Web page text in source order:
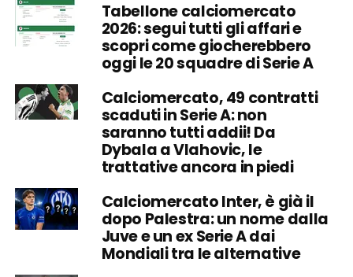
Tabellone calciomercato
2026: segui tutti gli affari e
scopri come giocherebbero
oggi le 20 squadre di Serie A
Calciomercato, 49 contratti
scaduti in Serie A: non
saranno tutti addii! Da
Dybala a Vlahovic, le
trattative ancora in piedi
Calciomercato Inter, è già il
dopo Palestra: un nome dalla
Juve e un ex Serie A dai
Mondiali tra le alternative